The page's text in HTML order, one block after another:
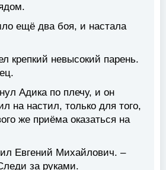
ещё два боя, и настала
крепкий невысокий парень.
Адика по плечу, и он
на настил, только для того,
же приёма оказаться на
Евгений Михайлович. –
за руками.